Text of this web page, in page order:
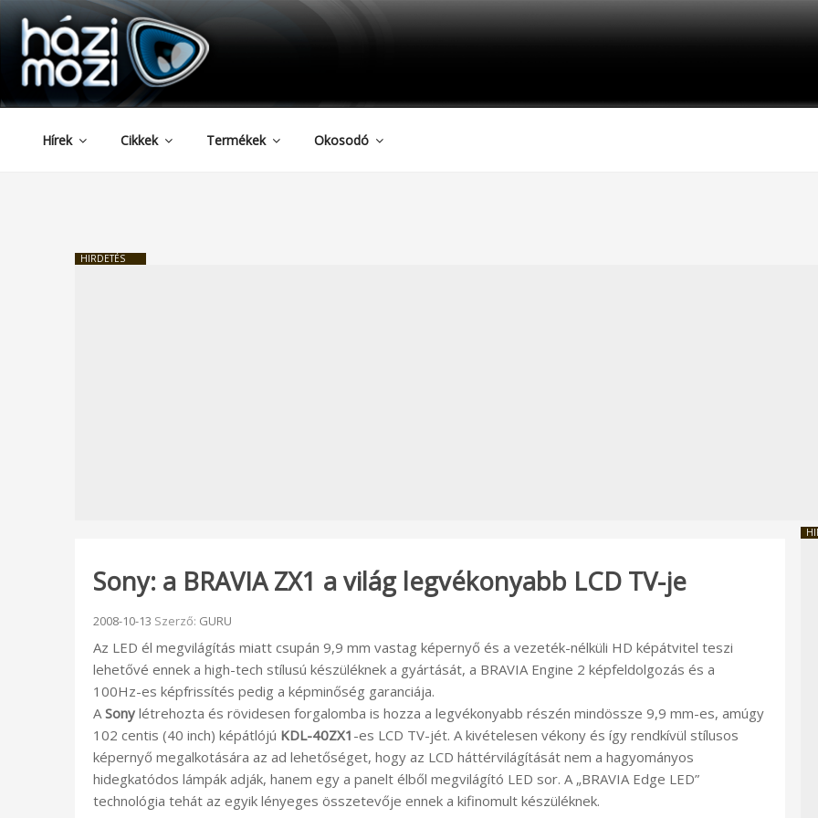
Tartalomhoz
HAZIMOZI
Hírek Cikkek Termékek Okosodó
HIRDETÉS
Sony: a BRAVIA ZX1 a világ legvékonyabb LCD TV-je
Beküldve:
2008-10-13 Szerző: GURU
Az LED él megvilágítás miatt csupán 9,9 mm vastag képernyő és a vezeték-nélküli HD képátvitel teszi
lehetővé ennek a high-tech stílusú készüléknek a gyártását, a BRAVIA Engine 2 képfeldolgozás és a
100Hz-es képfrissítés pedig a képminőség garanciája.
A Sony létrehozta és rövidesen forgalomba is hozza a legvékonyabb részén mindössze 9,9 mm-es, amúgy
102 centis (40 inch) képátlójú KDL-40ZX1 -es LCD TV-jét. A kivételesen vékony és így rendkívül stílusos
képernyő megalkotására az ad lehetőséget, hogy az LCD háttérvilágítását nem a hagyományos
hidegkatódos lámpák adják, hanem egy a panelt élből megvilágító LED sor. A „BRAVIA Edge LED”
technológia tehát az egyik lényeges összetevője ennek a kifinomult készüléknek.